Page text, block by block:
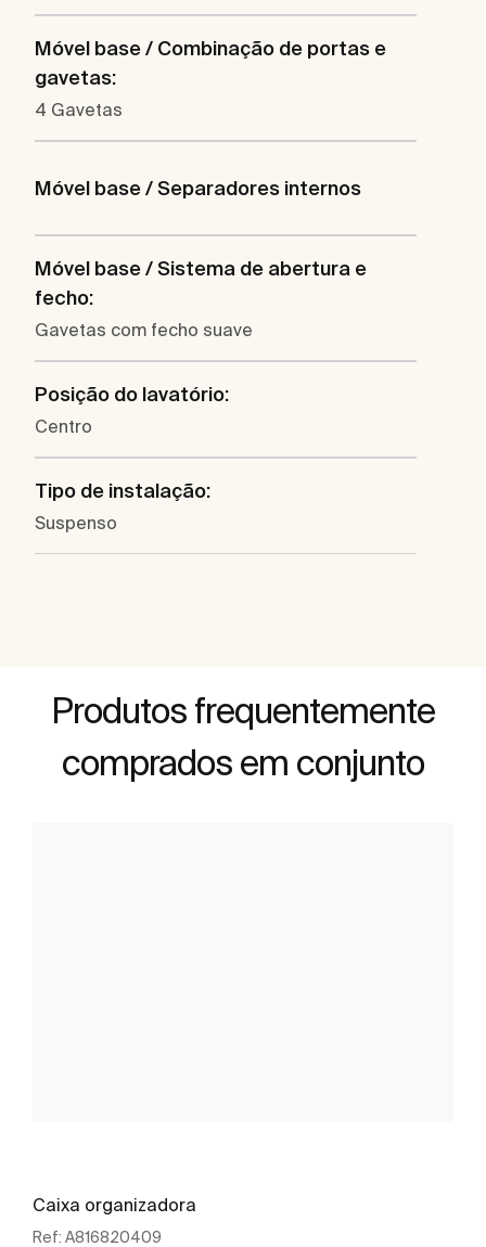
Móvel base / Combinação de portas e
gavetas:
4 Gavetas
Móvel base / Separadores internos
Móvel base / Sistema de abertura e
fecho:
Gavetas com fecho suave
Posição do lavatório:
Centro
Tipo de instalação:
Suspenso
Produtos frequentemente
comprados em conjunto
Caixa organizadora
Ref: A816820409